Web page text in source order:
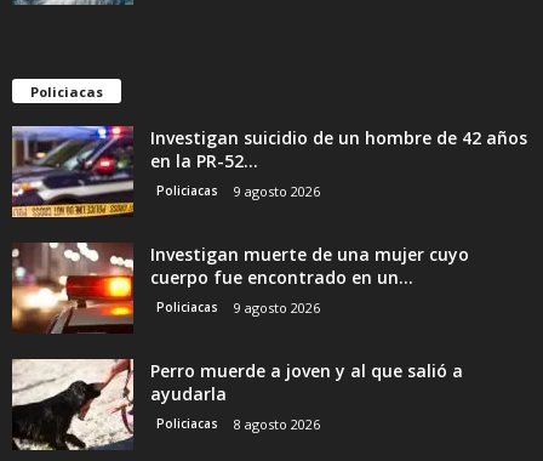
Policiacas
Investigan suicidio de un hombre de 42 años
en la PR-52...
Policiacas 9 agosto 2026
Investigan muerte de una mujer cuyo
cuerpo fue encontrado en un...
Policiacas 9 agosto 2026
Perro muerde a joven y al que salió a
ayudarla
Policiacas 8 agosto 2026